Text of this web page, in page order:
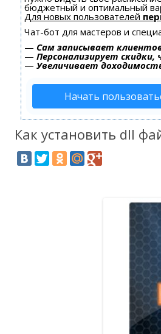
бюджетный и оптимальный
Для новых пользователей
Чат-бот для мастеров и
— Сам записывает
— Персонализирует
— Увеличивает
Начать
Как установить dll